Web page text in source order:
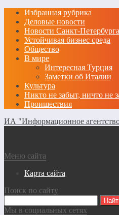
Избранная рубрика
Деловые новости
Новости Санкт-Петербурга
Устойчивая бизнес среда
Общество
В мире
Интересная Турция
Заметки об Италии
Культура
Никто не забыт, ничто не
Проишествия
ИА "Информационное
Меню сайта
Карта сайта
Поиск по сайту
Мы в социальных сетях